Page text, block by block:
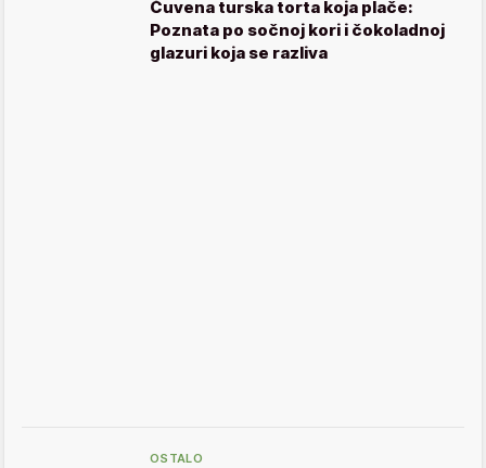
Čuvena turska torta koja plače:
Poznata po sočnoj kori i čokoladnoj
glazuri koja se razliva
OSTALO